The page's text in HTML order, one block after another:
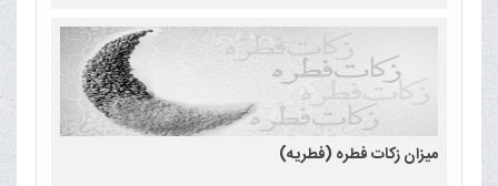
میزان زکات فطره (فطریه)